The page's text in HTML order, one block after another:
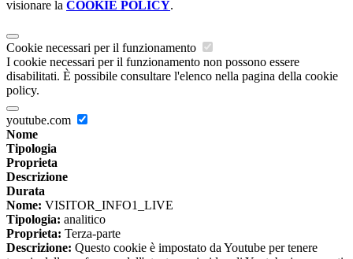
visionare la COOKIE POLICY.
Cookie necessari per il funzionamento
I cookie necessari per il funzionamento non possono essere
disabilitati. È possibile consultare l'elenco nella pagina della cookie
policy.
youtube.com
Nome
Tipologia
Proprieta
Descrizione
Durata
Nome: VISITOR_INFO1_LIVE
Tipologia: analitico
Proprieta: Terza-parte
Descrizione: Questo cookie è impostato da Youtube per tenere